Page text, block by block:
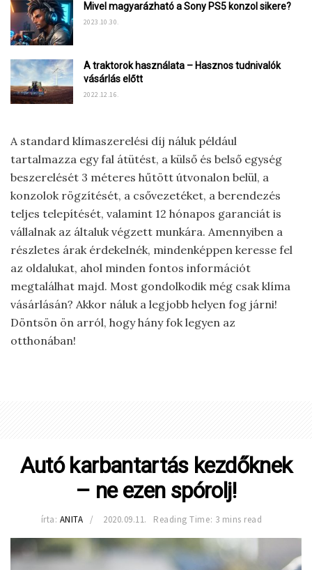
Mivel magyarázható a Sony PS5 konzol sikere?
2023.10.30.
A traktorok használata – Hasznos tudnivalók
vásárlás előtt
2022.12.16.
A standard klímaszerelési díj náluk például
tartalmazza egy fal átütést, a külső és belső egység
beszerelését 3 méteres hűtött útvonalon belül, a
konzolok rögzítését, a csővezetéket, a berendezés
teljes telepítését, valamint 12 hónapos garanciát is
vállalnak az általuk végzett munkára. Amennyiben a
részletes árak érdekelnék, mindenképpen keresse fel
az oldalukat, ahol minden fontos információt
megtalálhat majd. Most gondolkodik még csak klíma
vásárlásán? Akkor náluk a legjobb helyen fog járni!
Döntsön ön arról, hogy hány fok legyen az
otthonában!
Autó karbantartás kezdőknek
– ne ezen spórolj!
írta: ANITA 2020.09.11. Reading Time: 3 mins read